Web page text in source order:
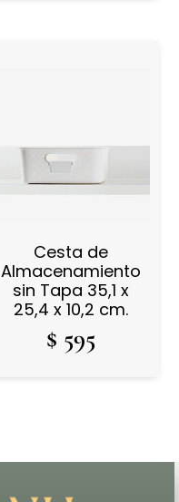
Cesta de
Almacenamiento
sin Tapa 35,1 x
25,4 x 10,2 cm.
$ 595